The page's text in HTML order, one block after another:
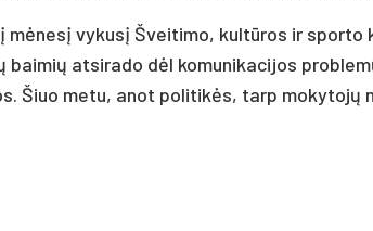
vykusį Šveitimo, kultūros ir sporto
atsirado dėl komunikacijos
Šiuo metu, anot politikės, tarp mokytojų